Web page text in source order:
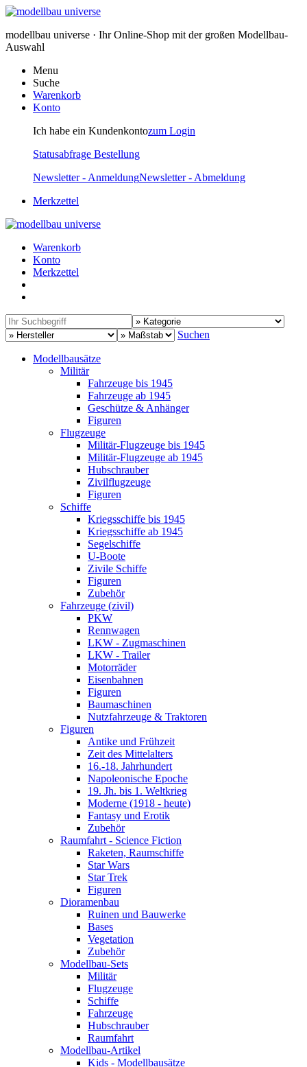
modellbau universe · Ihr Online-Shop mit der großen Modellbau-
Auswahl
Menu
Suche
Warenkorb
Konto
Ich habe ein Kundenkontozum Login
Statusabfrage Bestellung
Newsletter - AnmeldungNewsletter - Abmeldung
Merkzettel
Warenkorb
Konto
Merkzettel
Suchen
Modellbausätze
Militär
Fahrzeuge bis 1945
Fahrzeuge ab 1945
Geschütze & Anhänger
Figuren
Flugzeuge
Militär-Flugzeuge bis 1945
Militär-Flugzeuge ab 1945
Hubschrauber
Zivilflugzeuge
Figuren
Schiffe
Kriegsschiffe bis 1945
Kriegsschiffe ab 1945
Segelschiffe
U-Boote
Zivile Schiffe
Figuren
Zubehör
Fahrzeuge (zivil)
PKW
Rennwagen
LKW - Zugmaschinen
LKW - Trailer
Motorräder
Eisenbahnen
Figuren
Baumaschinen
Nutzfahrzeuge & Traktoren
Figuren
Antike und Frühzeit
Zeit des Mittelalters
16.-18. Jahrhundert
Napoleonische Epoche
19. Jh. bis 1. Weltkrieg
Moderne (1918 - heute)
Fantasy und Erotik
Zubehör
Raumfahrt - Science Fiction
Raketen, Raumschiffe
Star Wars
Star Trek
Figuren
Dioramenbau
Ruinen und Bauwerke
Bases
Vegetation
Zubehör
Modellbau-Sets
Militär
Flugzeuge
Schiffe
Fahrzeuge
Hubschrauber
Raumfahrt
Modellbau-Artikel
Kids - Modellbausätze